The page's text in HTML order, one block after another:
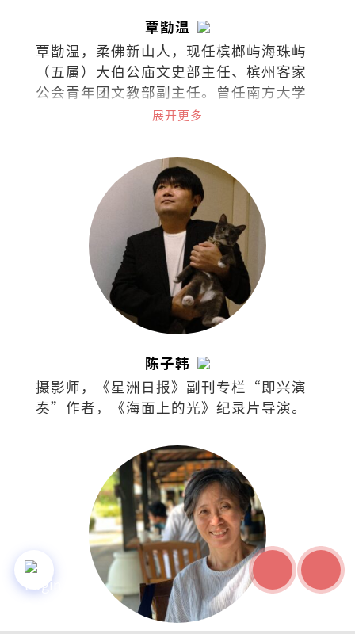
覃勓温
覃勓温，柔佛新山人，现任槟榔屿海珠屿
（五属）大伯公庙文史部主任、槟州客家
公会青年团文教部副主任。曾任南方大学
专项助理研究员。著有诗集《夕惕斋诗
马华文史札记》（2025）；另主编《南
天：槟榔屿广东暨汀州会馆会刊》
（2026）。
展开更多
陈子韩
摄影师，《星洲日报》副刊专栏“即兴演
奏”作者，《海面上的光》纪录片导演。